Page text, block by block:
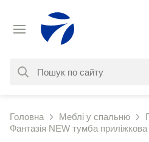
знайдено. Уточніть свій
Головна Меблі у спальню
Фантазія NEW тумба